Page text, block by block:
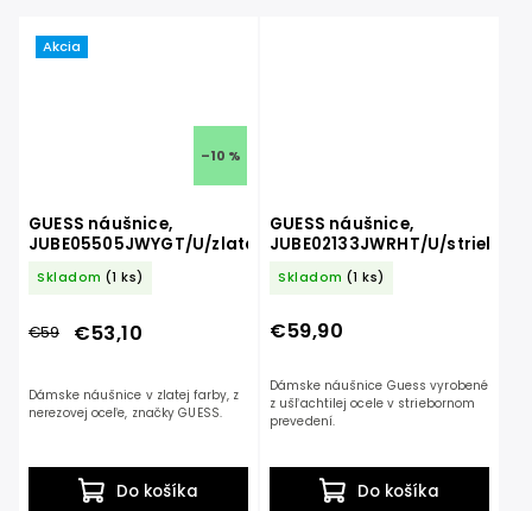
Akcia
–10 %
GUESS náušnice,
JUBE05505JWYGT/U/zlatá
Skladom (1 ks)
€59 €53,10
Do košíka
Dámske náušnice v zlatej farby, z
nerezovej oceľe, značky GUESS.
GUESS náušnice,
JUBE02133JWRHT/U/
Skladom (1 ks)
€59,90
Do košíka
Dámske náušnice Guess vyrobené
z ušľachtilej ocele v striebornom
prevedení.